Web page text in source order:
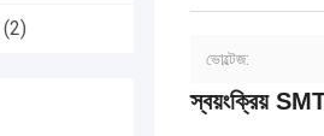
(2)
ভোল্টেজ:
স্বয়ংক্রিয়